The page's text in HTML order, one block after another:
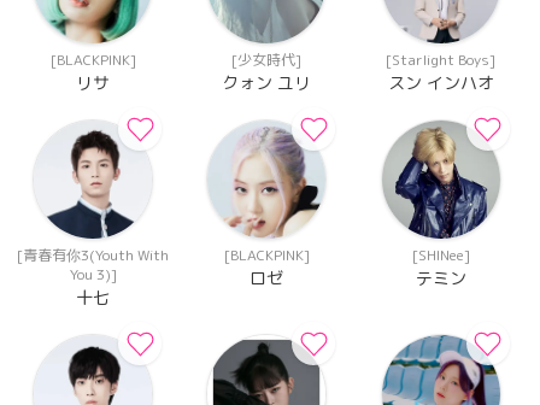
[BLACKPINK]
リサ
[少女時代]
クォン ユリ
[Starlight Boys]
スン インハオ
[青春有你3(Youth With
You 3)]
十七
[BLACKPINK]
ロゼ
[SHINee]
テミン